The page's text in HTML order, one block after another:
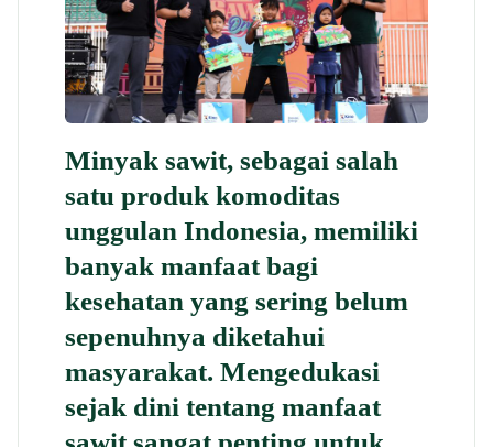
Minyak sawit, sebagai salah
satu produk komoditas
unggulan Indonesia, memiliki
banyak manfaat bagi
kesehatan yang sering belum
sepenuhnya diketahui
masyarakat. Mengedukasi
sejak dini tentang manfaat